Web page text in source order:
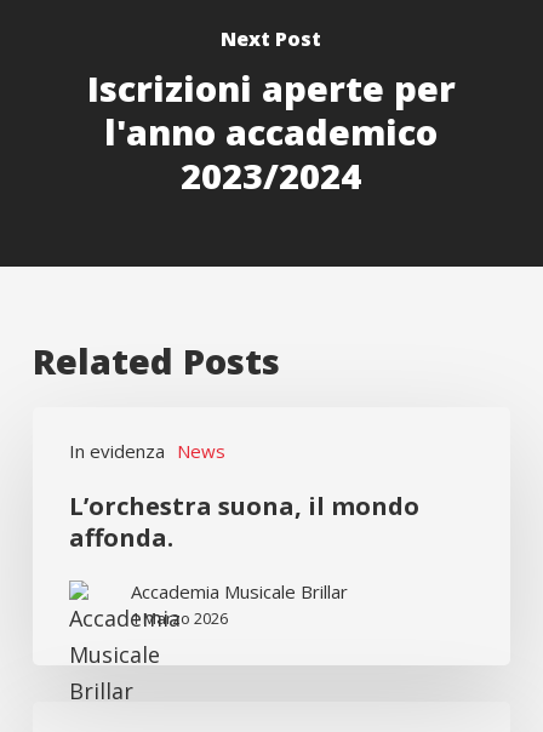
Next Post
Iscrizioni aperte per
l'anno accademico
2023/2024
Related Posts
In evidenza News
suona,
mondo
L’orchestra suona, il mondo
affonda.
Accademia Musicale Brillar
1 Marzo 2026